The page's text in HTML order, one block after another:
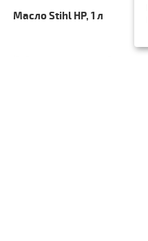
Масло Stihl HP, 1 л